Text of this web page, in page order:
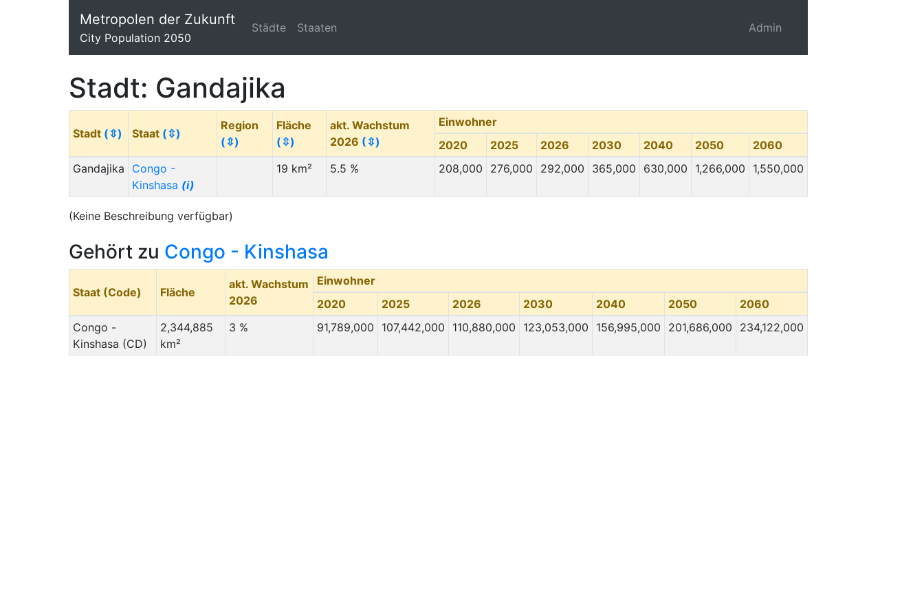
Metropolen der Zukunft
City Population 2050
Städte Staaten Admin
Stadt: Gandajika
Stadt (⇳) Staat (⇳)
Region
(⇳)
Fläche
(⇳)
akt. Wachstum
2026 (⇳)
Einwohner
2020
2025 2026 2030 2040 2050
2060
Gandajika
Congo -
Kinshasa (i)
19 km² 5.5 % 208,000 276,000 292,000 365,000 630,000 1,266,000 1,550,000
(Keine Beschreibung verfügbar)
Gehört zu Congo - Kinshasa
Staat (Code) Fläche
akt. Wachstum
2026
Einwohner
2020
2025 2026 2030 2040 2050
2060
Congo -
Kinshasa (CD)
2,344,885
km²
3 % 91,789,000 107,442,000 110,880,000 123,053,000 156,995,000 201,686,000 234,122,000